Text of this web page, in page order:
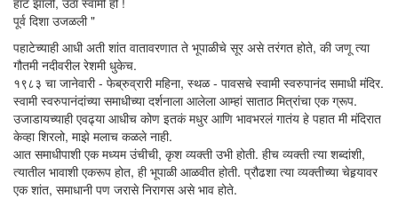
पूर्व दिशा उजळली "
पहाटेच्याही आधी अती शांत वातावरणात ते भूपाळीचे सूर असे तरंगत होते, की जणू त्या
गौतमी नदीवरील रेशमी धुकेच.
१९८३ चा जानेवारी - फेब्रुव्रारी महिना, स्थळ - पावसचे स्वामी स्वरुपानंद समाधी मंदिर.
स्वामी स्वरुपानंदांच्या समाधीच्या दर्शनाला आलेला आम्हां साताठ मित्रांचा एक ग्रूप.
उजाडायच्याही एवढ्या आधीच कोण इतकं मधुर आणि भावभरलं गातंय हे पहात मी मंदिरात
केव्हा शिरलो, माझे मलाच कळले नाही.
आत समाधीपाशी एक मध्यम उंचीची, कृश व्यक्ती उभी होती. हीच व्यक्ती त्या शब्दांशी,
त्यातील भावाशी एकरूप होत, ही भूपाळी आळवीत होती. प्रौढशा त्या व्यक्तीच्या चेहर्‍यावर
एक शांत, समाधानी पण जरासे निरागस असे भाव होते.